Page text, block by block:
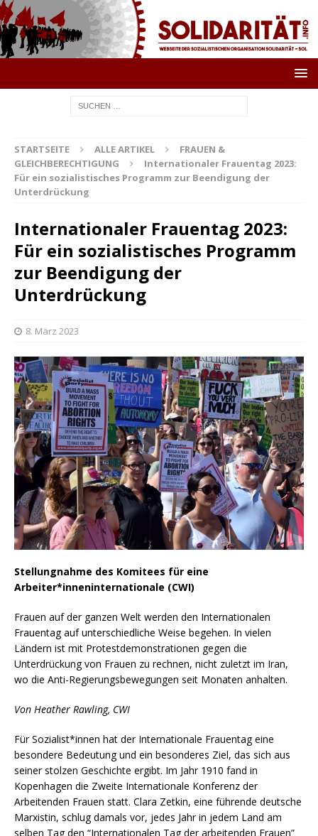
STARTSEITE ALLE ARTIKEL
FRAUEN &
GLEICHBERECHTIGUNG
Internationaler Frauentag 2023:
Für ein sozialistisches Programm zur Beendigung der
Unterdrückung
Internationaler Frauentag 2023:
Für ein sozialistisches Programm
zur Beendigung der
Unterdrückung
8. März 2023
Stellungnahme des Komitees für eine
Arbeiter*inneninternationale (CWI)
Frauen auf der ganzen Welt werden den Internationalen
Frauentag auf unterschiedliche Weise begehen. In vielen
Ländern ist mit Protestdemonstrationen gegen die
Unterdrückung von Frauen zu rechnen, nicht zuletzt im Iran,
wo die Anti-Regierungsbewegungen seit Monaten anhalten.
Von Heather Rawling, CWI
Für Sozialist*innen hat der Internationale Frauentag eine
besondere Bedeutung und ein besonderes Ziel, das sich aus
seiner stolzen Geschichte ergibt. Im Jahr 1910 fand in
Kopenhagen die Zweite Internationale Konferenz der
Arbeitenden Frauen statt. Clara Zetkin, eine führende deutsche
Marxistin, schlug damals vor, jedes Jahr in jedem Land am
selben Tag den “Internationalen Tag der arbeitenden Frauen”